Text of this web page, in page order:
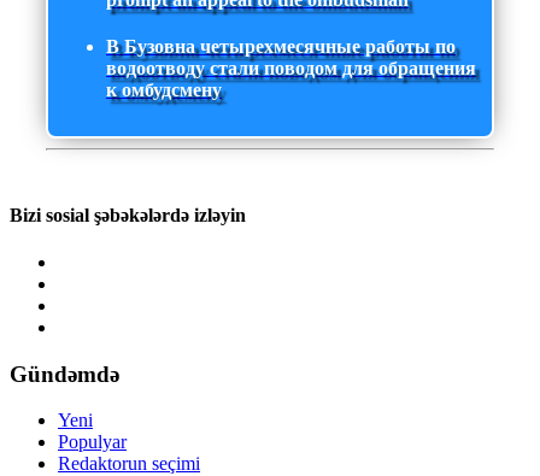
В Бузовна четырехмесячные работы по
водоотводу стали поводом для обращения
к омбудсмену
Bizi sosial şəbəkələrdə izləyin
Gündəmdə
Yeni
Populyar
Redaktorun seçimi